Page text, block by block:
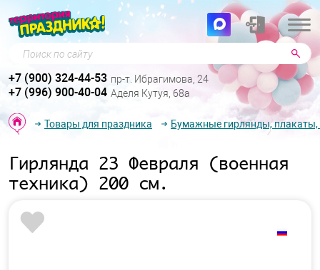
Поиск по сайту
+7 (900) 324-44-53 пр-т. Ибрагимова, 24
+7 (996) 900-40-04 Аделя Кутуя, 68а
Товары для праздника Бумажные гирлянды,
Гирлянда 23 Февраля (военная
техника) 200 см.